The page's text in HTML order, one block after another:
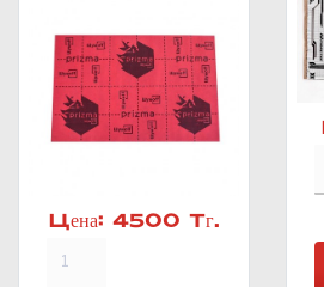
Цена: 4500 Тг.